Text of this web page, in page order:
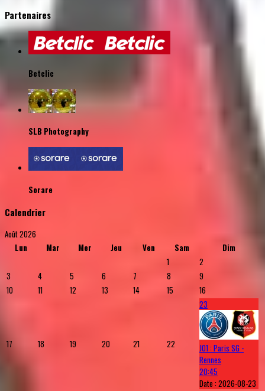
Partenaires
Betclic
SLB Photography
Sorare
Calendrier
Août 2026
Lun
Mar Mer Jeu Ven Sam
Dim
1
2
3
4 5 6 7 8
9
10
11 12 13 14 15 16
17 18 19 20 21 22
23
J01 : Paris SG -
Rennes
20:45
Date :2026-08-23